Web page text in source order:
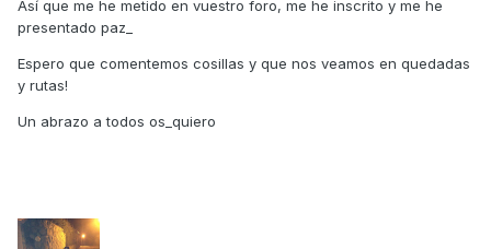
Así que me he metido en vuestro foro, me he inscrito y me he
presentado paz_
Espero que comentemos cosillas y que nos veamos en quedadas
y rutas!
Un abrazo a todos os_quiero